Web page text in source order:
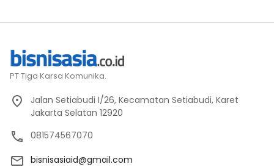
PT Tiga Karsa Komunika.
Jalan Setiabudi I/26, Kecamatan Setiabudi, Karet
Jakarta Selatan 12920
081574567070
bisnisasiaid@gmail.com